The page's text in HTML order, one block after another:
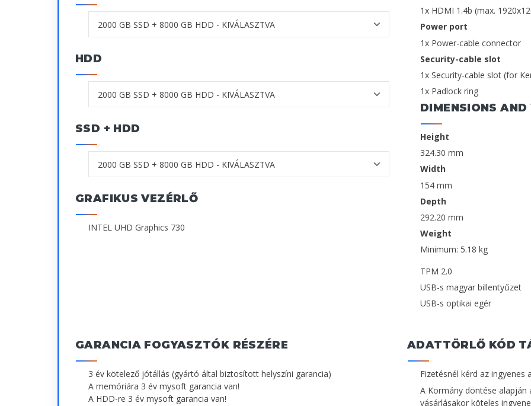
HDD
SSD + HDD
GRAFIKUS VEZÉRLŐ
INTEL UHD Graphics 730
1x HDMI 1.4b (max.
Power port
1x Power-cable connector
Security-cable slot
1x Security-cable slot (for
1x Padlock ring
DIMENSIONS
Height
324.30 mm
Width
154 mm
Depth
292.20 mm
Weight
Minimum: 5.18 kg
TPM 2.0
USB-s magyar billentyűzet
USB-s optikai egér
GARANCIA FOGYASZTÓK RÉSZÉRE
3 év kötelező jótállás (gyártó által biztosított helyszíni garancia)
A memóriára 3 év mysoft garancia van!
A HDD-re 3 év mysoft garancia van!
ADATTÖRLŐ KÓD
Fizetésnél kérd az
A Kormány döntése
vásárlásakor köteles